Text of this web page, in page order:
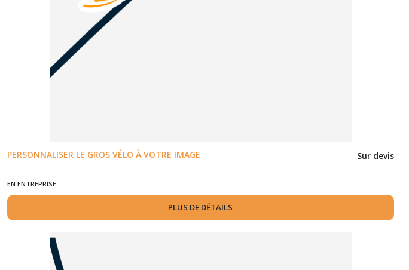
PERSONNALISER LE GROS VÉLO À VOTRE IMAGE Sur devis
EN ENTREPRISE
PLUS DE DÉTAILS